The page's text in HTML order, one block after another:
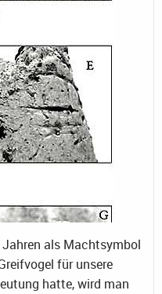
als Machtsymbol
für unsere
hatte, wird man